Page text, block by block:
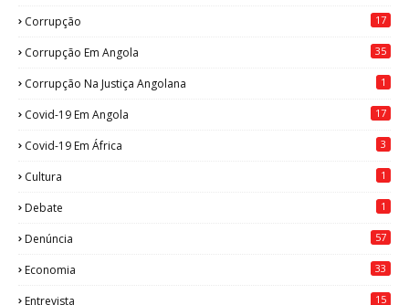
Corrupção 17
Corrupção Em Angola 35
Corrupção Na Justiça Angolana 1
Covid-19 Em Angola 17
Covid-19 Em África 3
Cultura 1
Debate 1
Denúncia 57
Economia 33
Entrevista 15